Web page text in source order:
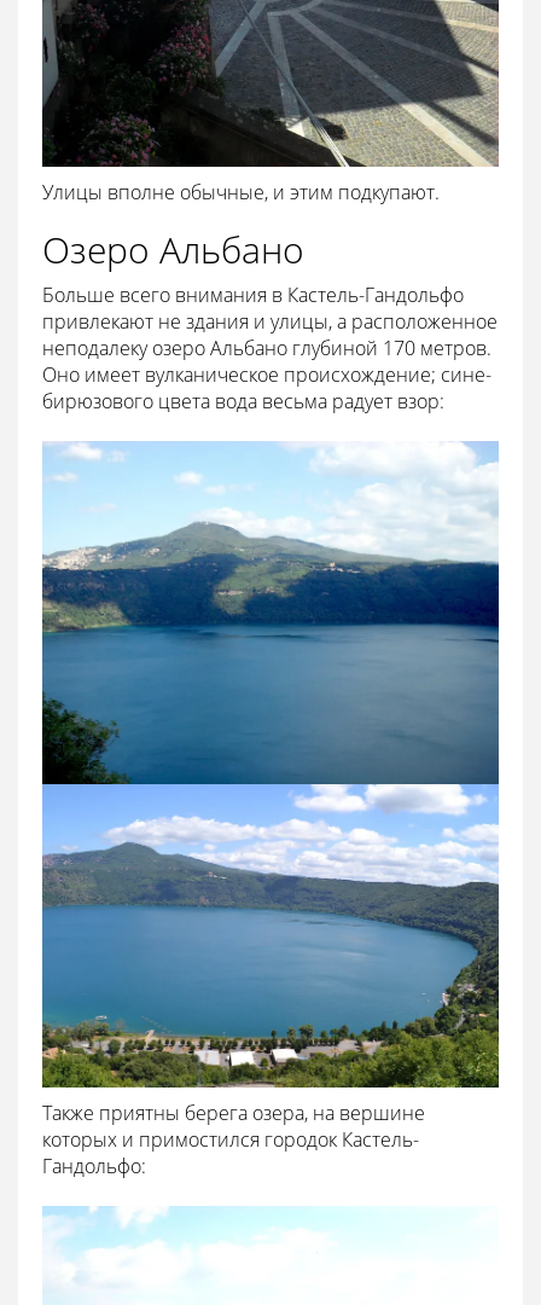
Улицы вполне обычные, и этим подкупают.
Озеро Альбано
Больше всего внимания в Кастель-Гандольфо
привлекают не здания и улицы, а расположенное
неподалеку озеро Альбано глубиной 170 метров.
Оно имеет вулканическое происхождение; сине-
бирюзового цвета вода весьма радует взор:
Также приятны берега озера, на вершине
которых и примостился городок Кастель-
Гандольфо: